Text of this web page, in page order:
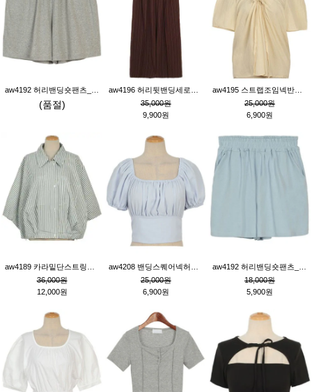
(품절)
35,000원
9,900원
25,000원
6,900원
36,000원
12,000원
25,000원
6,900원
18,000원
5,900원